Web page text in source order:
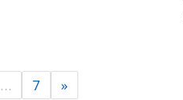
… 7 »